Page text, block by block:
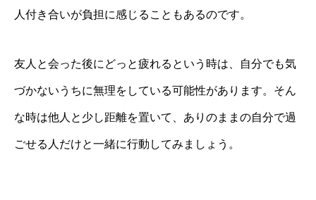
人付き合いが負担に感じることもあるのです。
友人と会った後にどっと疲れるという時は、自分でも気
づかないうちに無理をしている可能性があります。そん
な時は他人と少し距離を置いて、ありのままの自分で過
ごせる人だけと一緒に行動してみましょう。